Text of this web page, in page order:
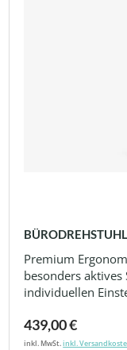
Premium
besonders
individuellen
439,00 €
inkl. MwSt.inkl.